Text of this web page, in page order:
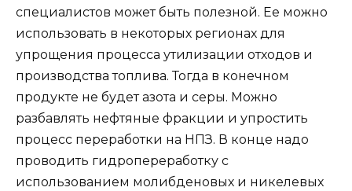
специалистов может быть полезной. Ее можно
использовать в некоторых регионах для
упрощения процесса утилизации отходов и
производства топлива. Тогда в конечном
продукте не будет азота и серы. Можно
разбавлять нефтяные фракции и упростить
процесс переработки на НПЗ. В конце надо
проводить гидропереработку с
использованием молибденовых и никелевых